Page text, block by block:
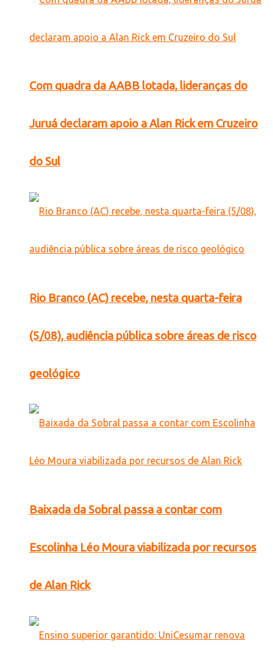
Com quadra da AABB lotada, lideranças do
Juruá declaram apoio a Alan Rick em Cruzeiro
do Sul
Rio Branco (AC) recebe, nesta quarta-feira
(5/08), audiência pública sobre áreas de risco
geológico
Baixada da Sobral passa a contar com
Escolinha Léo Moura viabilizada por recursos
de Alan Rick